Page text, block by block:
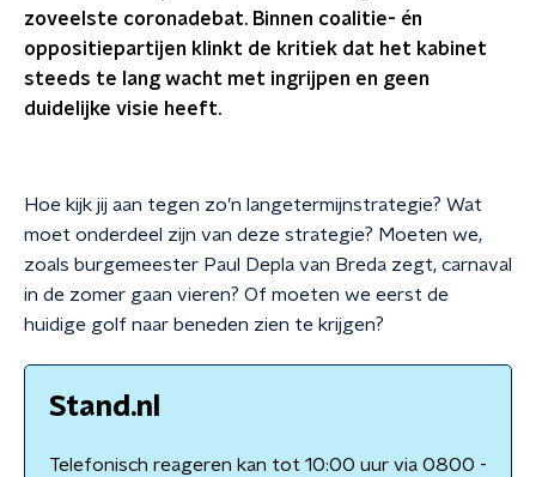
zoveelste coronadebat. Binnen coalitie- én
oppositiepartijen klinkt de kritiek dat het kabinet
steeds te lang wacht met ingrijpen en geen
duidelijke visie heeft.
Hoe kijk jij aan tegen zo’n langetermijnstrategie? Wat
moet onderdeel zijn van deze strategie? Moeten we,
zoals burgemeester Paul Depla van Breda zegt, carnaval
in de zomer gaan vieren? Of moeten we eerst de
huidige golf naar beneden zien te krijgen?
Stand.nl
Telefonisch reageren kan tot 10:00 uur via 0800 -